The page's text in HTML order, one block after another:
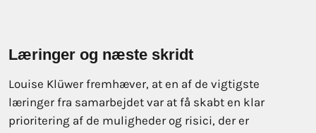
Læringer og næste skridt
Louise Klüwer fremhæver, at en af de vigtigste
læringer fra samarbejdet var at få skabt en klar
prioritering af de muligheder og risici, der er